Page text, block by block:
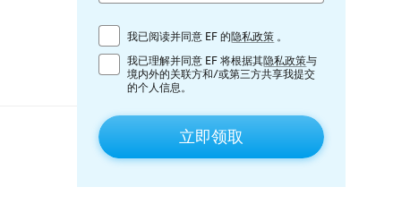
我已阅读并同意 EF 的隐私政策 。
我已理解并同意 EF 将根据其隐私政策与
境内外的关联方和/或第三方共享我提交
的个人信息。
立即领取